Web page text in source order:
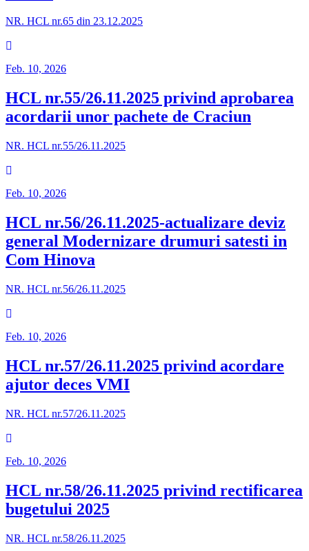
NR. HCL nr.65 din 23.12.2025
Feb. 10, 2026
HCL nr.55/26.11.2025 privind aprobarea
acordarii unor pachete de Craciun
NR. HCL nr.55/26.11.2025
Feb. 10, 2026
HCL nr.56/26.11.2025-actualizare deviz
general Modernizare drumuri satesti in
Com Hinova
NR. HCL nr.56/26.11.2025
Feb. 10, 2026
HCL nr.57/26.11.2025 privind acordare
ajutor deces VMI
NR. HCL nr.57/26.11.2025
Feb. 10, 2026
HCL nr.58/26.11.2025 privind rectificarea
bugetului 2025
NR. HCL nr.58/26.11.2025